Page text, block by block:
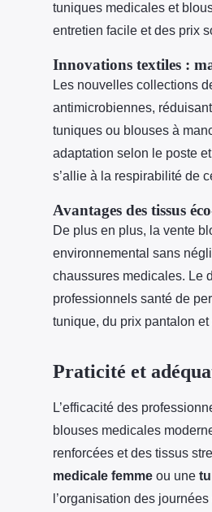
tuniques medicales et
entretien facile et des prix
Innovations textiles :
Les nouvelles collections
antimicrobiennes,
tuniques ou blouses à
adaptation selon le poste
s’allie à la respirabilité de
Avantages des tissus
De plus en plus, la vente
environnemental sans
chaussures medicales. Le
professionnels santé de
tunique, du prix pantalon
Praticité et
L’efficacité des
blouses medicales
renforcées et des tissus
medicale femme ou une
l’organisation des